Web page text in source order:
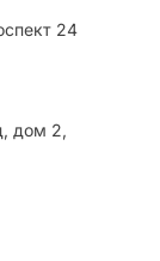
24
дом 2,